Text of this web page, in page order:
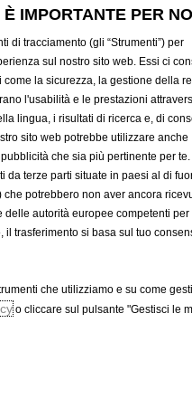
di pioppo
e porte scorrevoli in
cinghie di ancoraggio e
migliore
con due porte scorrevoli
posteriore.
IMPORTANTE PER
di tracciamento (gli “Strumenti”) per
sul nostro sito web. Essi ci
la sicurezza, la gestione della
l'usabilità e le prestazioni
lingua, i risultati di ricerca e, di
sito web potrebbe utilizzare anche
che sia più pertinente per
da terze parti situate in paesi al di
potrebbero non aver ancora
autorità europee competenti per
il trasferimento si basa sul tuo
che utilizziamo e su come
o cliccare sul pulsante "Gestisci le